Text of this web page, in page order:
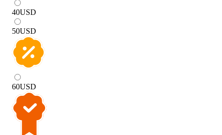
40USD
50USD
60USD